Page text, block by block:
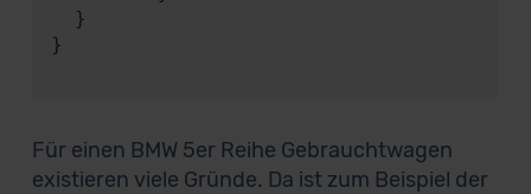
}
Für einen BMW 5er Reihe Gebrauchtwagen
existieren viele Gründe. Da ist zum Beispiel der